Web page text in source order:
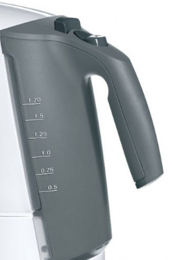
Чохли для навушників